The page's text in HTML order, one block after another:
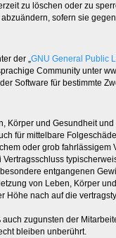
zu löschen oder zu
sofern sie
der „ GNU General Public
Community unter
Software für bestimmte
Körper und Gesundheit
für mittelbare
oder grob
entgangenen
von Leben, Körper
nach auf die
zugunsten der
bleiben unberührt.